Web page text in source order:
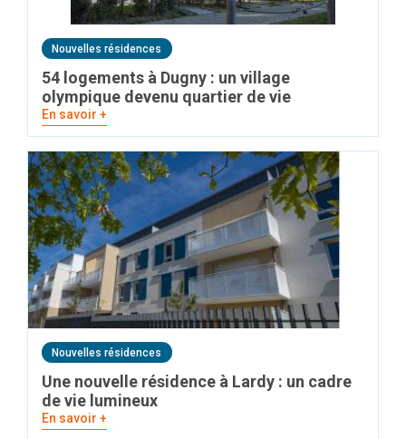
Nouvelles résidences
54 logements à Dugny : un village
olympique devenu quartier de vie
En savoir +
Nouvelles résidences
Une nouvelle résidence à Lardy : un cadre
de vie lumineux
En savoir +